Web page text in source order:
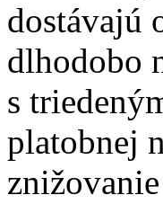
dostávajú
dlhodobo
s
platobnej